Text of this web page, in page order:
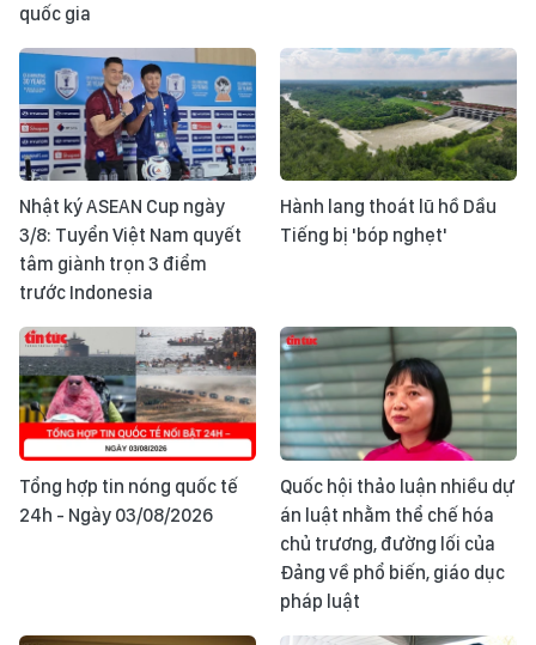
quốc gia
Nhật ký ASEAN Cup ngày
3/8: Tuyển Việt Nam quyết
tâm giành trọn 3 điểm
trước Indonesia
Hành lang thoát lũ hồ Dầu
Tiếng bị 'bóp nghẹt'
Tổng hợp tin nóng quốc tế
24h - Ngày 03/08/2026
Quốc hội thảo luận nhiều dự
án luật nhằm thể chế hóa
chủ trương, đường lối của
Đảng về phổ biến, giáo dục
pháp luật